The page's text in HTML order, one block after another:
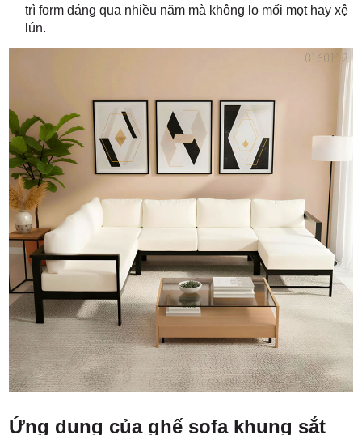
trì form dáng qua nhiều năm mà không lo mối mọt hay xệ
lún.
Ứng dụng của ghế sofa khung sắt